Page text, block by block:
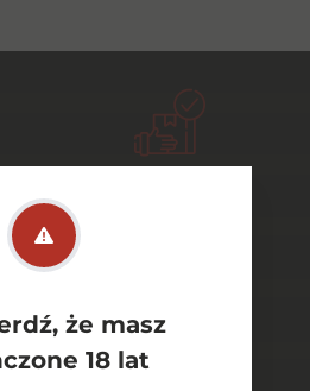
że masz
18 lat
szeroki wybór
asortymentu